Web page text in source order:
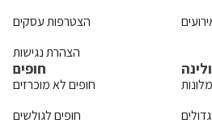
הצטרפות עסקים
הצהרת נגישות
חופים
חופים לא מוכרזים
חופים לגולשים
מלונות